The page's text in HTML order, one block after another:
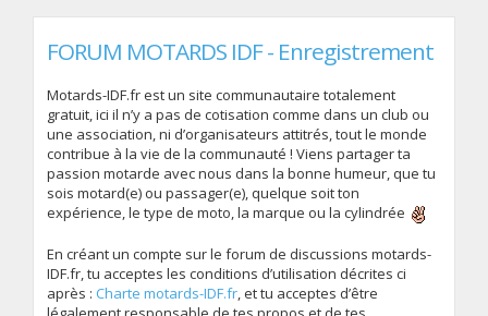
FORUM MOTARDS IDF - Enregistrement
Motards-IDF.fr est un site communautaire totalement
gratuit, ici il n’y a pas de cotisation comme dans un club ou
une association, ni d’organisateurs attitrés, tout le monde
contribue à la vie de la communauté ! Viens partager ta
passion motarde avec nous dans la bonne humeur, que tu
sois motard(e) ou passager(e), quelque soit ton
expérience, le type de moto, la marque ou la cylindrée
En créant un compte sur le forum de discussions motards-
IDF.fr, tu acceptes les conditions d’utilisation décrites ci
après : Charte motards-IDF.fr, et tu acceptes d’être